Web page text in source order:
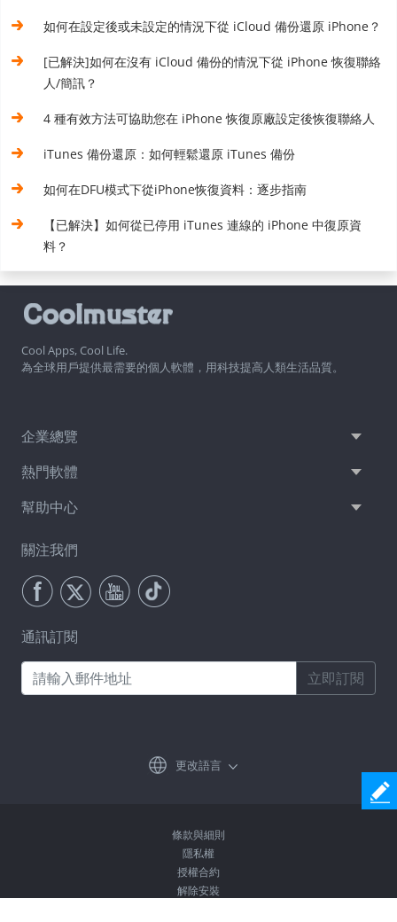
如何在設定後或未設定的情況下從 iCloud 備份還原 iPhone？
[已解決]如何在沒有 iCloud 備份的情況下從 iPhone 恢復聯絡
人/簡訊？
4 種有效方法可協助您在 iPhone 恢復原廠設定後恢復聯絡人
iTunes 備份還原：如何輕鬆還原 iTunes 備份
如何在DFU模式下從iPhone恢復資料：逐步指南
【已解決】如何從已停用 iTunes 連線的 iPhone 中復原資
料？
Cool Apps, Cool Life.
為全球用戶提供最需要的個人軟體，用科技提高人類生活品質。
企業總覽
熱門軟體
幫助中心
關注我們
通訊訂閱
立即訂閱
更改語言
條款與細則
隱私權
授權合約
解除安裝